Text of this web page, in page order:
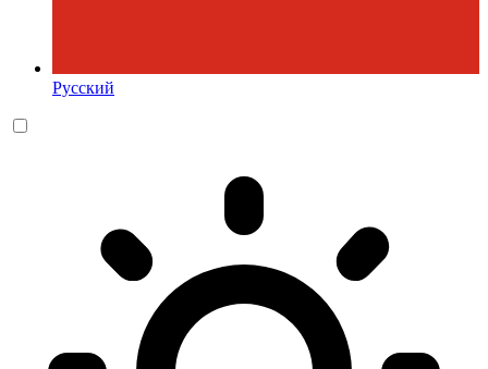
Русский